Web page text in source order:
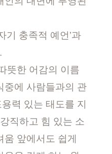
기 충족적 예언’과
뜻한 어감의 이름
중에 사람들과의 관
력 있는 태도를 지
직하고 힘 있는 소
앞에서도 쉽게